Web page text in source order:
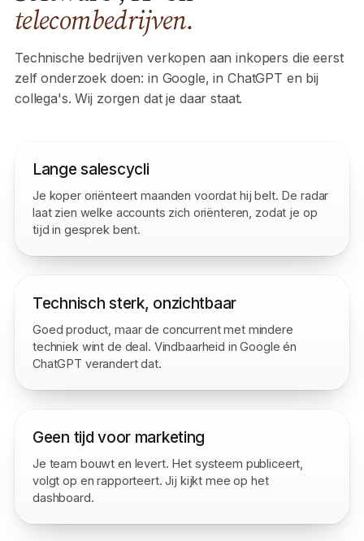
Software-, IT- en
telecombedrijven.
Technische bedrijven verkopen aan inkopers die eerst
zelf onderzoek doen: in Google, in ChatGPT en bij
Lange salescycli
Je koper oriënteert maanden voordat hij belt. De radar
laat zien welke accounts zich oriënteren, zodat je op
tijd in gesprek bent.
Technisch sterk, onzichtbaar
Goed product, maar de concurrent met mindere
ChatGPT verandert dat.
Geen tijd voor marketing
Je team bouwt en levert. Het systeem publiceert,
dashboard.